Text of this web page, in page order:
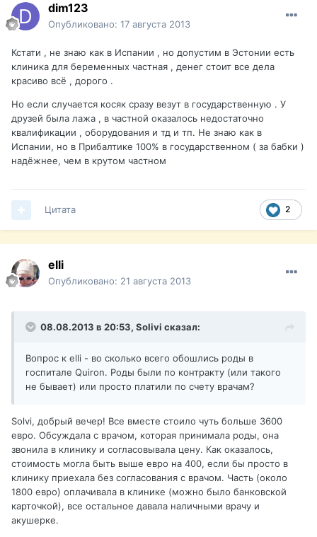
dim123
Опубликовано: 17 августа 2013
Кстати , не знаю как в Испании , но допустим в Эстонии есть
клиника для беременных частная , денег стоит все дела
красиво всё , дорого .
Но если случается косяк сразу везут в государственную . У
друзей была лажа , в частной оказалось недостаточно
квалификации , оборудования и тд и тп. Не знаю как в
Испании, но в Прибалтике 100% в государственном ( за бабки )
надёжнее, чем в крутом частном
2
Цитата
elli
Опубликовано: 21 августа 2013
08.08.2013 в 20:53, Solivi сказал:
Вопрос к elli - во сколько всего обошлись роды в
госпитале Quiron. Роды были по контракту (или такого
не бывает) или просто платили по счету врачам?
Solvi, добрый вечер! Все вместе стоило чуть больше 3600
евро. Обсуждала с врачом, которая принимала роды, она
звонила в клинику и согласовывала цену. Как оказалось,
стоимость могла быть выше евро на 400, если бы просто в
клинику приехала без согласования с врачом. Часть (около
1800 евро) оплачивала в клинике (можно было банковской
карточкой), все остальное давала наличными врачу и
акушерке.